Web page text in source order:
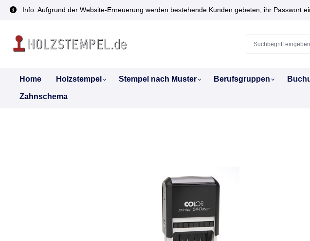
springen
Info: Aufgrund der Website-Erneuerung werden bestehende Kunden gebeten, ihr Passwort
Home Holzstempel Stempel nach Muster Berufsgruppen
Zahnschema